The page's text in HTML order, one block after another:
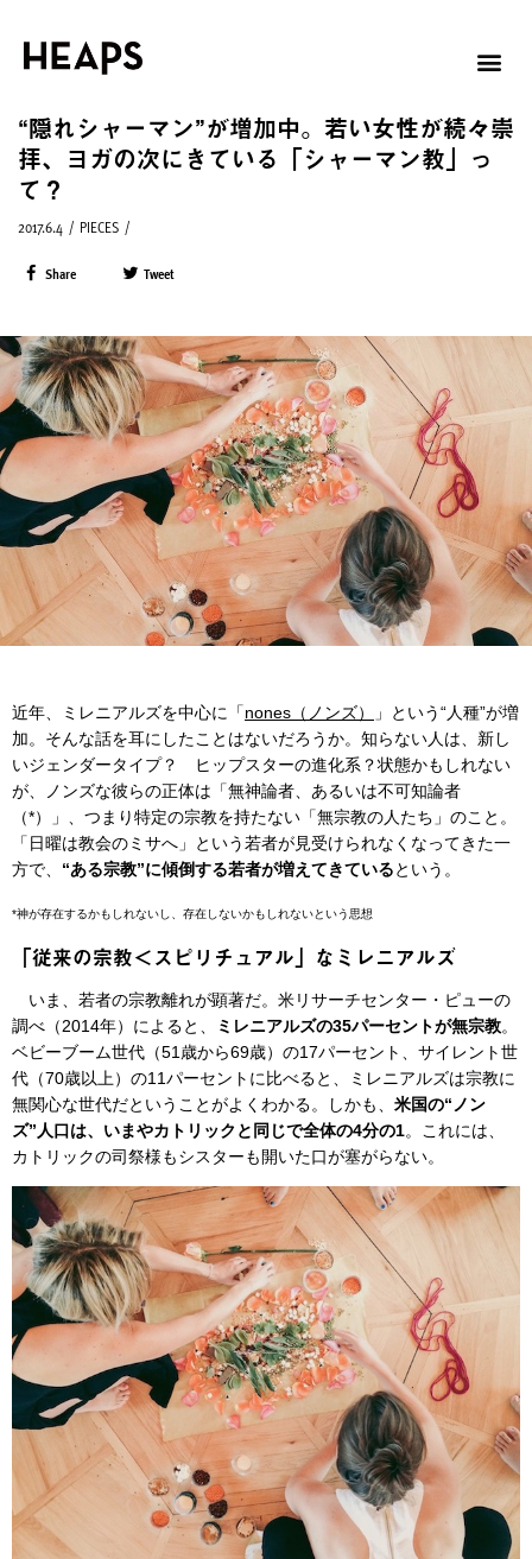
“隠れシャーマン”が増加中。若い女性が続々崇
拝、ヨガの次にきている「シャーマン教」っ
て？
2017.6.4 / PIECES /
Share Tweet
近年、ミレニアルズを中心に「nones（ノンズ）
」という“人種”が増
加。そんな話を耳にしたことはないだろうか。知らない人は、新し
いジェンダータイプ？ ヒップスターの進化系？状態かもしれない
が、ノンズな彼らの正体は「無神論者、あるいは不可知論者
（*）」、つまり特定の宗教を持たない「無宗教の人たち」のこと。
「日曜は教会のミサへ」という若者が見受けられなくなってきた一
方で、 “ある宗教”に傾倒する若者が増えてきているという。
*神が存在するかもしれないし、存在しないかもしれないという思想
「従来の宗教＜スピリチュアル」なミレニアルズ
いま、若者の宗教離れが顕著だ。米リサーチセンター・ピューの
調べ（2014年）によると、
ミレニアルズの35パーセントが無宗教。
ベビーブーム世代（51歳から69歳）の17パーセント、サイレント世
代（70歳以上）の11パーセントに比べると、ミレニアルズは宗教に
無関心な世代だということがよくわかる。しかも、 米国の“ノン
ズ”人口は、いまやカトリックと同じで全体の4分の1。これには、
カトリックの司祭様もシスターも開いた口が塞がらない。